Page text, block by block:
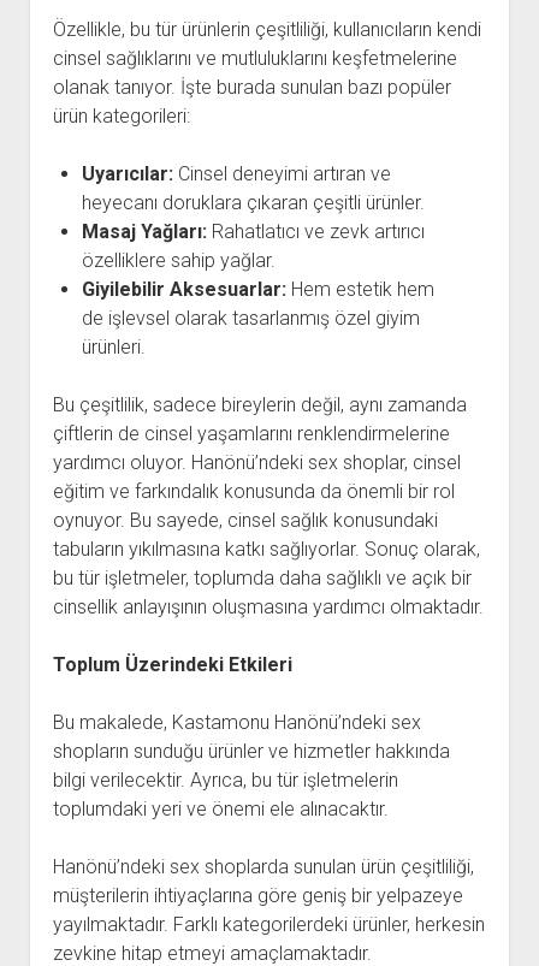
Özellikle, bu tür ürünlerin çeşitliliği, kullanıcıların kendi
cinsel sağlıklarını ve mutluluklarını keşfetmelerine
olanak tanıyor. İşte burada sunulan bazı popüler
ürün kategorileri:
Uyarıcılar:Cinsel deneyimi artıran ve
heyecanı doruklara çıkaran çeşitli ürünler.
Masaj Yağları:Rahatlatıcı ve zevk artırıcı
özelliklere sahip yağlar.
Giyilebilir Aksesuarlar:Hem estetik hem
de işlevsel olarak tasarlanmış özel giyim
ürünleri.
Bu çeşitlilik, sadece bireylerin değil, aynı zamanda
çiftlerin de cinsel yaşamlarını renklendirmelerine
yardımcı oluyor. Hanönü’ndeki sex shoplar, cinsel
eğitim ve farkındalık konusunda da önemli bir rol
oynuyor. Bu sayede, cinsel sağlık konusundaki
tabuların yıkılmasına katkı sağlıyorlar. Sonuç olarak,
bu tür işletmeler, toplumda daha sağlıklı ve açık bir
cinsellik anlayışının oluşmasına yardımcı olmaktadır.
Toplum Üzerindeki Etkileri
Bu makalede, Kastamonu Hanönü’ndeki sex
shopların sunduğu ürünler ve hizmetler hakkında
bilgi verilecektir. Ayrıca, bu tür işletmelerin
toplumdaki yeri ve önemi ele alınacaktır.
Hanönü’ndeki sex shoplarda sunulan ürün çeşitliliği,
müşterilerin ihtiyaçlarına göre geniş bir yelpazeye
yayılmaktadır. Farklı kategorilerdeki ürünler, herkesin
zevkine hitap etmeyi amaçlamaktadır.